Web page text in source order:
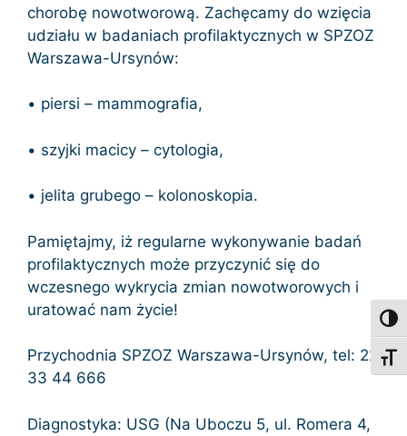
chorobę nowotworową. Zachęcamy do wzięcia
udziału w badaniach profilaktycznych w SPZOZ
Warszawa-Ursynów:
• piersi – mammografia,
• szyjki macicy – cytologia,
• jelita grubego – kolonoskopia.
Pamiętajmy, iż regularne wykonywanie badań
profilaktycznych może przyczynić się do
wczesnego wykrycia zmian nowotworowych i
uratować nam życie!
Przychodnia SPZOZ Warszawa-Ursynów, tel: 22
33 44 666
Diagnostyka: USG (Na Uboczu 5, ul. Romera 4,